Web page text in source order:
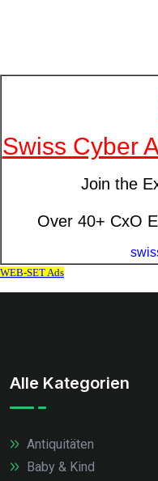
Alle Kategorien
Antiquitäten
Baby & Kind